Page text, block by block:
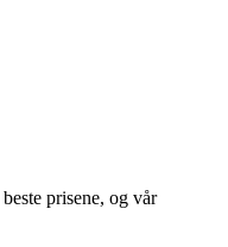
prisene, og vår